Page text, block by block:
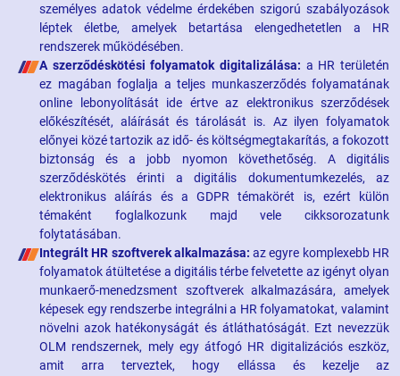
személyes adatok védelme érdekében szigorú szabályozások
léptek életbe, amelyek betartása elengedhetetlen a HR
rendszerek működésében.
A szerződéskötési folyamatok digitalizálása: a HR területén
ez magában foglalja a teljes munkaszerződés folyamatának
online lebonyolítását ide értve az elektronikus szerződések
előkészítését, aláírását és tárolását is. Az ilyen folyamatok
előnyei közé tartozik az idő- és költségmegtakarítás, a fokozott
biztonság és a jobb nyomon követhetőség. A digitális
szerződéskötés érinti a digitális dokumentumkezelés, az
elektronikus aláírás és a GDPR témakörét is, ezért külön
témaként foglalkozunk majd vele cikksorozatunk
folytatásában.
Integrált HR szoftverek alkalmazása: az egyre komplexebb HR
folyamatok átültetése a digitális térbe felvetette az igényt olyan
munkaerő-menedzsment szoftverek alkalmazására, amelyek
képesek egy rendszerbe integrálni a HR folyamatokat, valamint
növelni azok hatékonyságát és átláthatóságát. Ezt nevezzük
OLM rendszernek, mely egy átfogó HR digitalizációs eszköz,
amit arra terveztek, hogy ellássa és kezelje az